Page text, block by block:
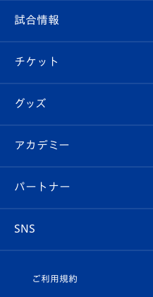
クラブ
試合情報
チケット
イベント
メディア
ホームタウン
クラブ概要
エンブレム紹介
スタッフプロフィール
マスコット紹介
観戦ルール
はじめての観戦ガイド
Revive Team
ヴィヴィくんの長崎おもて
試合情報
試合日程/結果
フォトギャラリー
スタジアムグルメ
チケット
チケット
V-LOVERS（ファンクラブ
プレイヤーズスイート
グッズ
オンラインショップ
店舗情報
アカデミー
育成からのお知らせ
U-18
パートナー
SNS
ご利用規約